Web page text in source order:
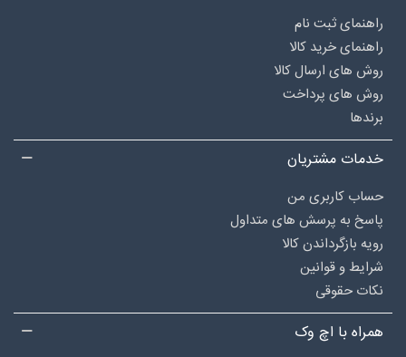
راهنمای ثبت نام
راهنمای خرید کالا
روش های ارسال کالا
روش های پرداخت
برندها
خدمات مشتریان
حساب کاربری من
پاسخ به پرسش های متداول
رویه بازگرداندن کالا
شرایط و قوانین
نکات حقوقی
همراه با اچ وک